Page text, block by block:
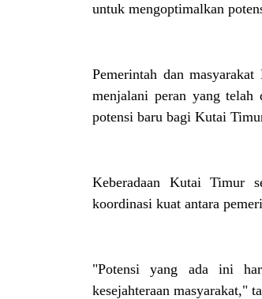
untuk mengoptimalkan
Pemerintah dan
menjalani peran yang telah
potensi baru bagi Kutai
Keberadaan Kutai Timur
koordinasi kuat antara
"Potensi yang ada ini
kesejahteraan masyarakat,"